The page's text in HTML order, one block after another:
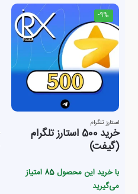
-9%
استارز تلگرام
خرید 500 استارز تلگرام
(گیفت)
با خرید این محصول85 امتیاز
می‌گیرید